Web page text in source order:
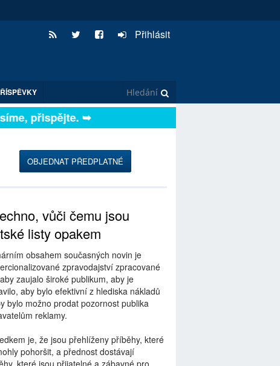
Přihlásit
přispějte. ➥
OBJEDNAT PŘEDPLATNÉ
vůči čemu jsou
listy opakem
obsahem současných novin je
zpravodajství zpracované
zaujalo široké publikum, aby je
aby bylo efektivní z hlediska nákladů
bylo možno prodat pozornost publika
reklamy.
je, že jsou přehlíženy příběhy, které
pohoršit, a přednost dostávají
které jsou přijatelné a zábavné pro